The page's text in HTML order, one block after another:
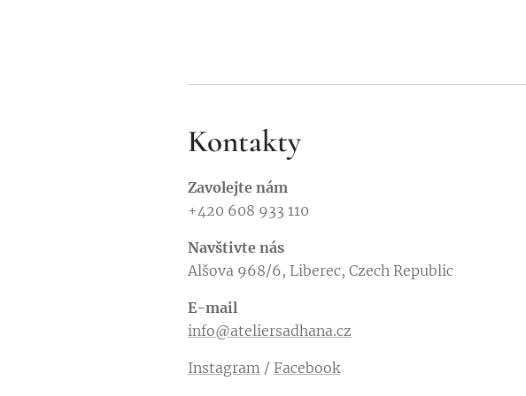
Kontakty
Zavolejte nám
+420 608 933 110
Navštivte nás
Alšova 968/6, Liberec, Czech Republic
E-mail
info@ateliersadhana.cz
Instagram / Facebook